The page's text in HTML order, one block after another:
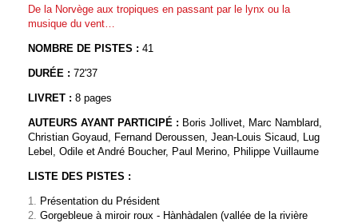
De la Norvège aux tropiques en passant par le lynx ou la
musique du vent…
NOMBRE DE PISTES : 41
DURÉE : 72'37
LIVRET : 8 pages
AUTEURS AYANT PARTICIPÉ : Boris Jollivet, Marc Namblard,
Christian Goyaud, Fernand Deroussen, Jean-Louis Sicaud, Lug
Lebel, Odile et André Boucher, Paul Merino, Philippe Vuillaume
LISTE DES PISTES :
Présentation du Président
Gorgebleue à miroir roux - Hànhàdalen (vallée de la rivière